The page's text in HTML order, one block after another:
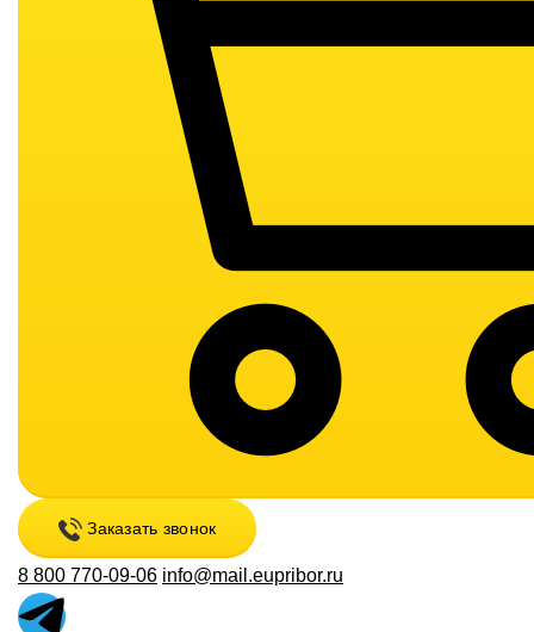
Заказать звонок
8 800 770-09-06 info@mail.eupribor.ru